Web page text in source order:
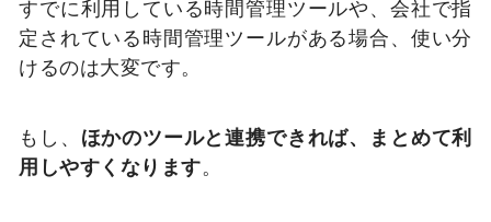
すでに利用している時間管理ツールや、会社で指
定されている時間管理ツールがある場合、使い分
けるのは大変です。
もし、 ほかのツールと連携できれば、まとめて利
用しやすくなります。